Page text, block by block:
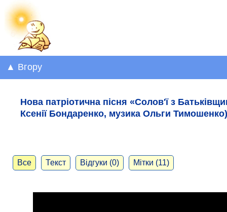
▲ Вгору
Нова патріотична пісня «Солов'ї з
Ксенії Бондаренко, музика Ольги
Все Текст Відгуки (0) Мітки (11)